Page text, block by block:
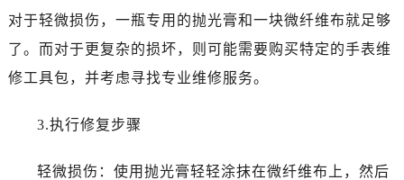
对于轻微损伤，一瓶专用的抛光膏和一块微纤维布就足够
了。而对于更复杂的损坏，则可能需要购买特定的手表维
修工具包，并考虑寻找专业维修服务。
3.执行修复步骤
轻微损伤：使用抛光膏轻轻涂抹在微纤维布上，然后